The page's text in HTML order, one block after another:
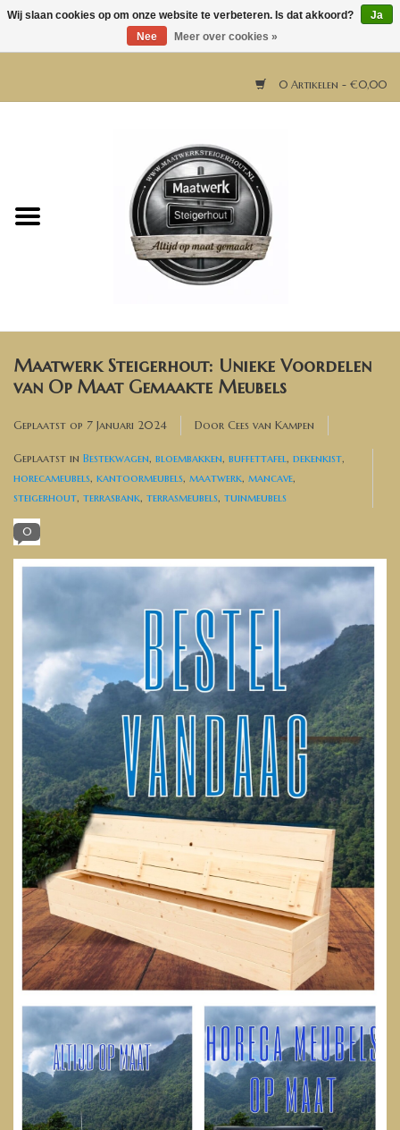
0 Artikelen - €0,00
Horeca meubels
Bartafels
(Bar)krukken
Hoekbanken
Plantenbakken
Blog
Maatwerk Steigerhout: Unieke Voordelen
van Op Maat Gemaakte Meubels
Geplaatst op 7 Januari 2024 Door Cees van Kampen
Geplaatst in Bestekwagen, bloembakken, buffettafel, dekenkist,
horecameubels, kantoormeubels, maatwerk, mancave,
steigerhout, terrasbank, terrasmeubels, tuinmeubels
0
Wij slaan cookies op om onze website te verbeteren. Is dat akkoord?
Ja
Nee
Meer over cookies »